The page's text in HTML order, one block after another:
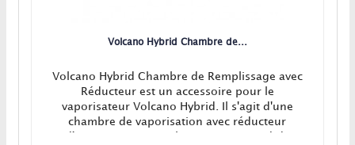
Volcano Hybrid Chambre de...
Volcano Hybrid Chambre de Remplissage avec
Réducteur est un accessoire pour le
vaporisateur Volcano Hybrid. Il s'agit d'une
chambre de vaporisation avec réducteur